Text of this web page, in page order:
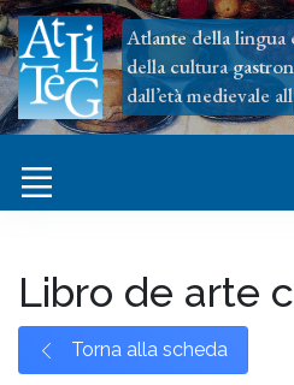
Atlante della lingua
della cultura
dall’età medievale
Libro de arte
Torna alla scheda